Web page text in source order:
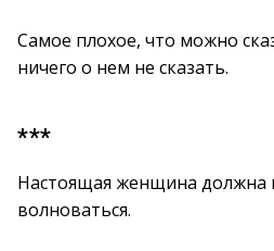
Самое плохое, что можно
ничего о нем не сказать.
***
Настоящая женщина должна
волноваться.